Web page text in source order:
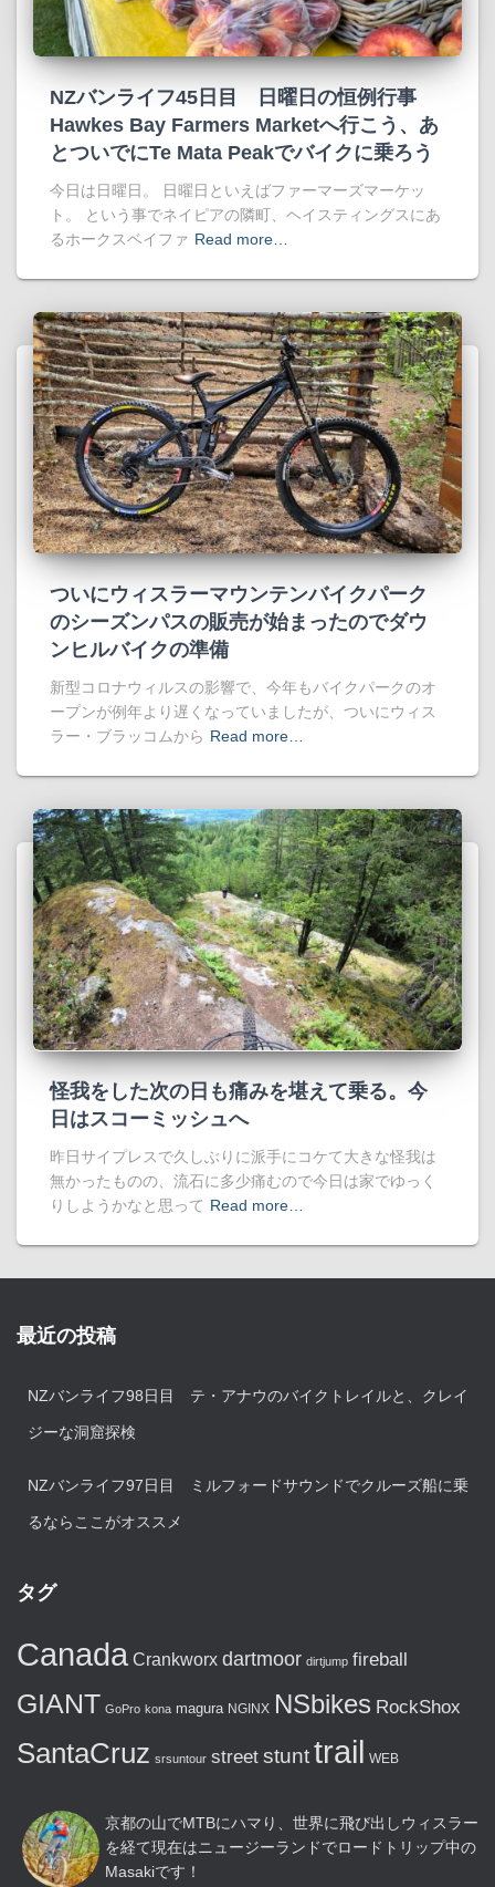
NZバンライフ45日目 日曜日の恒例行事
Hawkes Bay Farmers Marketへ行こう、あ
とついでにTe Mata Peakでバイクに乗ろう
今日は日曜日。 日曜日といえばファーマーズマーケッ
ト。 という事でネイピアの隣町、ヘイスティングスにあ
るホークスベイファ Read more…
ついにウィスラーマウンテンバイクパーク
のシーズンパスの販売が始まったのでダウ
ンヒルバイクの準備
新型コロナウィルスの影響で、今年もバイクパークのオ
ープンが例年より遅くなっていましたが、ついにウィス
ラー・ブラッコムから Read more…
怪我をした次の日も痛みを堪えて乗る。今
日はスコーミッシュへ
昨日サイプレスで久しぶりに派手にコケて大きな怪我は
無かったものの、流石に多少痛むので今日は家でゆっく
りしようかなと思って Read more…
最近の投稿
NZバンライフ98日目 テ・アナウのバイクトレイルと、クレイ
ジーな洞窟探検
NZバンライフ97日目 ミルフォードサウンドでクルーズ船に乗
るならここがオススメ
タグ
Canada Crankworx dartmoor dirtjump fireball
GIANT GoPro kona magura NGINX NSbikes RockShox
SantaCruz srsuntour street stunttrail WEB
京都の山でMTBにハマり、世界に飛び出しウィスラー
を経て現在はニュージーランドでロードトリップ中の
Masakiです！